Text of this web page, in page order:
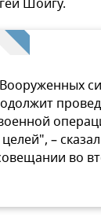
–
во